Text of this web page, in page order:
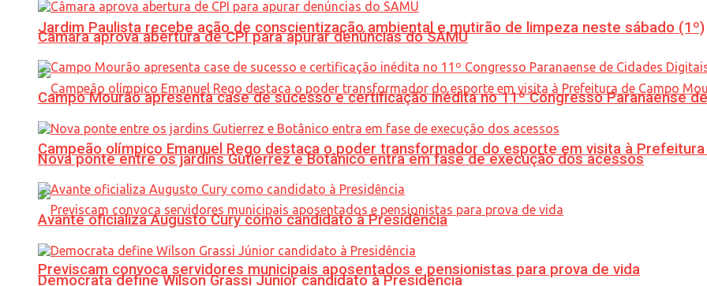
Jardim Paulista recebe ação de conscientização ambiental e mutirão de limpeza neste sábado (1º)
Campeão olímpico Emanuel Rego destaca o poder transformador do esporte em visita à
Previscam convoca servidores municipais aposentados e pensionistas para prova de vida
Câmara aprova abertura de CPI para apurar denúncias do SAMU
Campo Mourão apresenta case de sucesso e certificação inédita no 11º Congresso Paranaense
Nova ponte entre os jardins Gutierrez e Botânico entra em fase de execução dos acessos
Avante oficializa Augusto Cury como candidato à Presidência
Democrata define Wilson Grassi Júnior candidato à Presidência